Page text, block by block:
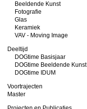
Beeldende Kunst
Fotografie
Glas
Keramiek
VAV - Moving Image
Deeltijd
DOGtime Basisjaar
DOGtime Beeldende Kunst
DOGtime IDUM
Voortrajecten
Master